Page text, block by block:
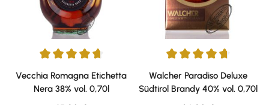
Durchschnittliche Bewertung von 4.83 von 5 Sternen
Vecchia Romagna Etichetta
Nera 38% vol. 0,70l
Durchschnittliche Bewertung
Walcher Paradiso Deluxe
Südtirol Brandy 40% vol. 0,70l